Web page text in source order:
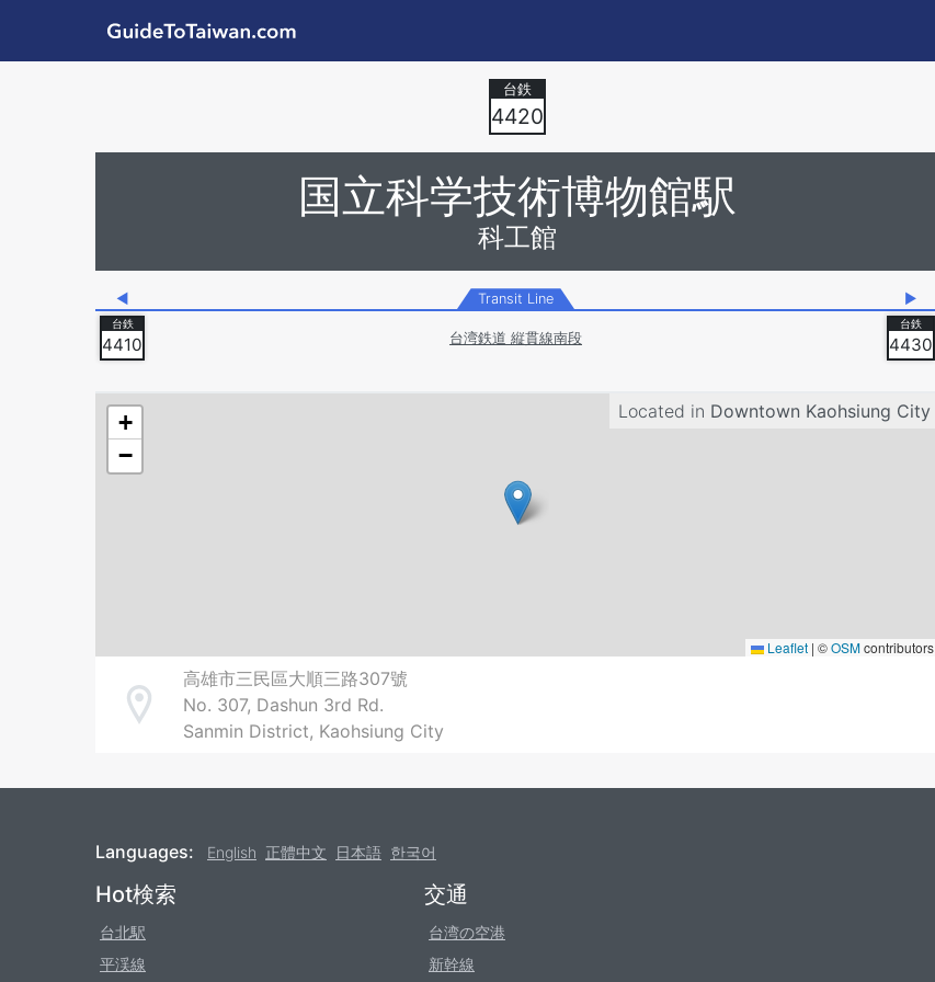
GuideToTaiwan.com
4420
国立科学技術博物館駅
科工館
◀ Transit Line ▶
4410 台湾鉄道 縦貫線南段 4430
Located in Downtown Kaohsiung City
+
−
Leaflet | ©OSMcontributors
Address
高雄市三民區大順三路307號
No. 307, Dashun 3rd Rd.
Sanmin District, Kaohsiung City
Languages: English 正體中文 日本語 한국어
Footer
Hot検索
台北駅
平渓線
交通
台湾の空港
新幹線